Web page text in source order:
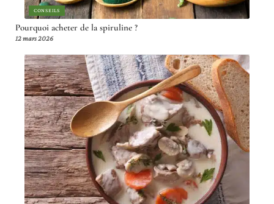
CONSEILS
Pourquoi acheter de la spiruline ?
12 mars 2026